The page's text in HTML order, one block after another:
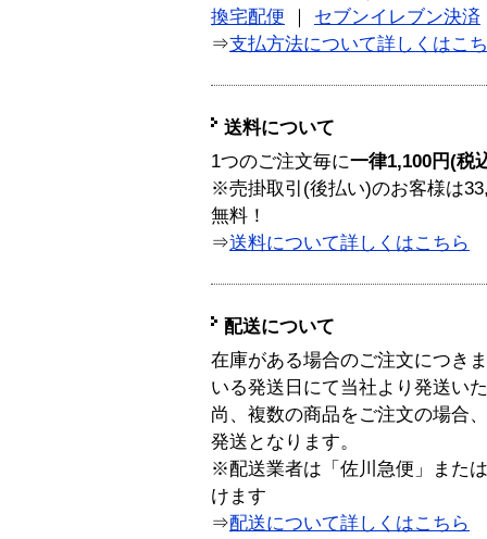
換宅配便
セブンイレブン決済
⇒支払方法について詳しくはこ
送料について
1つのご注文毎に一律1,100円(税
※売掛取引(後払い)のお客様は
無料！
⇒送料について詳しくはこちら
配送について
在庫がある場合のご注文につき
いる発送日にて当社より発送い
尚、複数の商品をご注文の場合
発送となります。
※配送業者は「佐川急便」また
けます
⇒配送について詳しくはこちら